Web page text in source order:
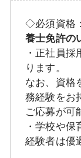
◇必須資格
養士免許の
・正社員
ります。
なお、資格
務経験をお
ご応募が可
・学校や
経験者は優